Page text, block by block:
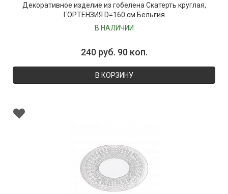
Декоративное изделие из гобелена Скатерть круглая,
ГОРТЕНЗИЯ D=160 см Бельгия
В НАЛИЧИИ
240 руб. 90 коп.
В КОРЗИНУ